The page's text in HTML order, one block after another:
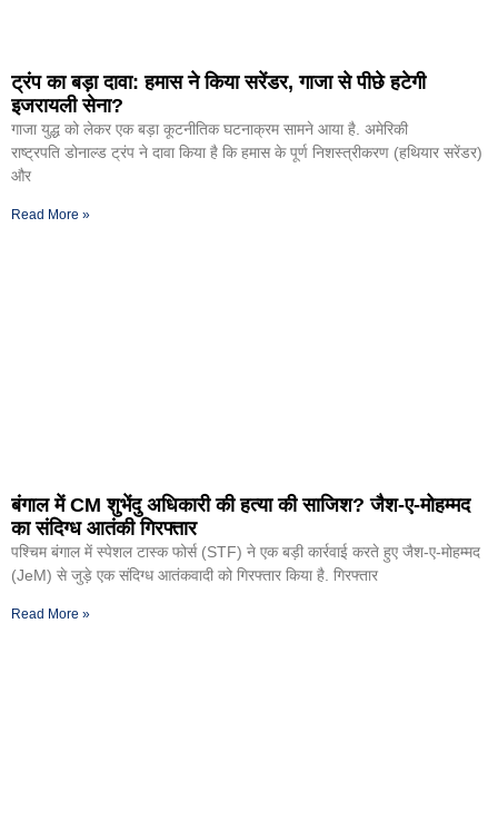
ट्रंप का बड़ा दावा: हमास ने किया सरेंडर, गाजा से पीछे हटेगी
इजरायली सेना?
गाजा युद्ध को लेकर एक बड़ा कूटनीतिक घटनाक्रम सामने आया है. अमेरिकी
राष्ट्रपति डोनाल्ड ट्रंप ने दावा किया है कि हमास के पूर्ण निशस्त्रीकरण (हथियार सरेंडर)
और
Read More »
बंगाल में CM शुभेंदु अधिकारी की हत्या की साजिश? जैश-ए-मोहम्मद
का संदिग्ध आतंकी गिरफ्तार
पश्चिम बंगाल में स्पेशल टास्क फोर्स (STF) ने एक बड़ी कार्रवाई करते हुए जैश-ए-मोहम्मद
(JeM) से जुड़े एक संदिग्ध आतंकवादी को गिरफ्तार किया है. गिरफ्तार
Read More »